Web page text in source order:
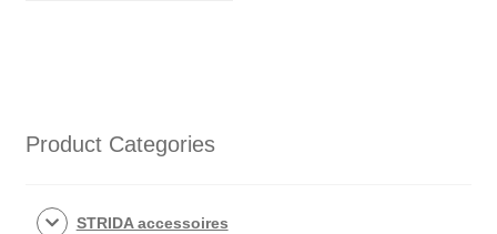
Product Categories
STRIDA accessoires